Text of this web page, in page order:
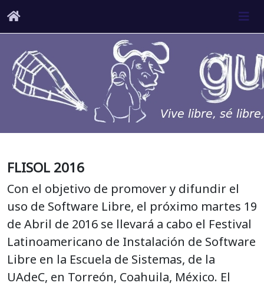
FLISOL 2016
Con el objetivo de promover y difundir el
uso de Software Libre, el próximo martes 19
de Abril de 2016 se llevará a cabo el Festival
Latinoamericano de Instalación de Software
Libre en la Escuela de Sistemas, de la
UAdeC, en Torreón, Coahuila, México. El